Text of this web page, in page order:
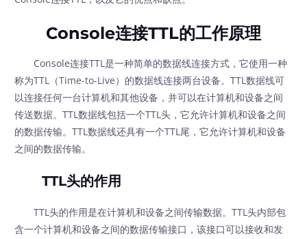
Console连接TTL的工作原理
Console连接TTL是一种简单的数据线连接方式，它使用一种
称为TTL（Time-to-Live）的数据线连接两台设备。TTL数据线可
以连接任何一台计算机和其他设备，并可以在计算机和设备之间
传送数据。TTL数据线包括一个TTL头，它允许计算机和设备之间
的数据传输。TTL数据线还具有一个TTL尾，它允许计算机和设备
之间的数据传输。
TTL头的作用
TTL头的作用是在计算机和设备之间传输数据。TTL头内部包
含一个计算机和设备之间的数据传输接口，该接口可以接收和发